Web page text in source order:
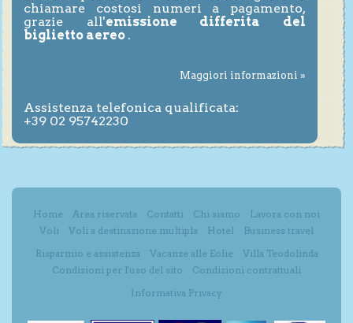
chiamare costosi numeri a pagamento,
grazie all'emissione differita del
biglietto aereo .
Maggiori informazioni »
Assistenza telefonica qualificata:
+39 02 95742230
Home Area riservata Contatti Chi siamo
Lavora con noi
Voli
Voli a destinazione multipla Hotel
Business travel
Risparmio e assistenza
Vacanze alle Eolie
Villa Teodolinda
Condizioni per l'uso del sito
Condizioni contrattuali
Informativa Privacy